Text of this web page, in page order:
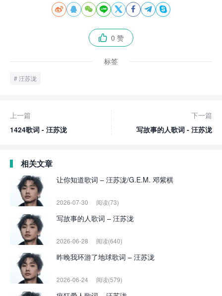
       
 0 赞
标签
汪苏泷
上一篇
1424歌词 - 汪苏泷
下一篇
写故事的人歌词 - 汪苏泷
相关文章
让你知道歌词 – 汪苏泷/G.E.M. 邓紫棋
2026-07-30 阅读(73)
写故事的人歌词 – 汪苏泷
2026-06-28 阅读(640)
昨晚我环游了地球歌词 – 汪苏泷
2026-06-24 阅读(579)